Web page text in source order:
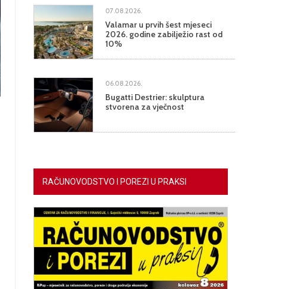
07.08.2026.
Valamar u prvih šest mjeseci
2026. godine zabilježio rast od
10%
06.08.2026.
Bugatti Destrier: skulptura
stvorena za vječnost
RAČUNOVODSTVO I POREZI U PRAKSI